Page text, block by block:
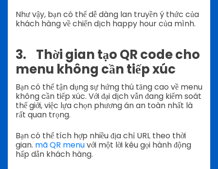
Như vậy, bạn có thể dễ dàng lan truyền ý thức của
khách hàng về chiến dịch happy hour của mình.
3. Thời gian tạo QR code cho
menu không cần tiếp xúc
Bạn có thể tận dụng sự hứng thú tăng cao về menu
không cần tiếp xúc. Với đại dịch vẫn đang kiểm soát
thế giới, việc lựa chọn phương án an toàn nhất là
rất quan trọng.
Bạn có thể tích hợp nhiều địa chỉ URL theo thời
gian. mã QR menuvới một lời kêu gọi hành động
hấp dẫn khách hàng.